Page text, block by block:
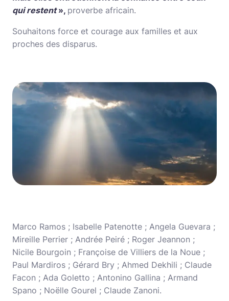
qui restent», proverbe africain.
Souhaitons force et courage aux familles et aux
proches des disparus.
Marco Ramos ; Isabelle Patenotte ; Angela Guevara ;
Mireille Perrier ; Andrée Peiré ; Roger Jeannon ;
Nicile Bourgoin ; Françoise de Villiers de la Noue ;
Paul Mardiros ; Gérard Bry ; Ahmed Dekhili ; Claude
Facon ; Ada Goletto ; Antonino Gallina ; Armand
Spano ; Noëlle Gourel ; Claude Zanoni.